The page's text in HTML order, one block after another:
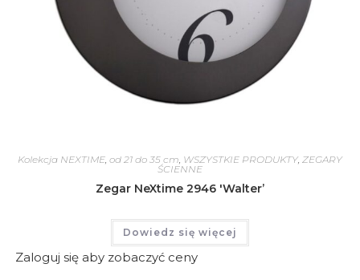
Kolekcja NEXTIME od 21 do 35 cm WSZYSTKIE PRODUKTY ZEGARY
ŚCIENNE
Zegar NeXtime 2946 'Walter’
Dowiedz się więcej
Zaloguj się aby zobaczyć ceny